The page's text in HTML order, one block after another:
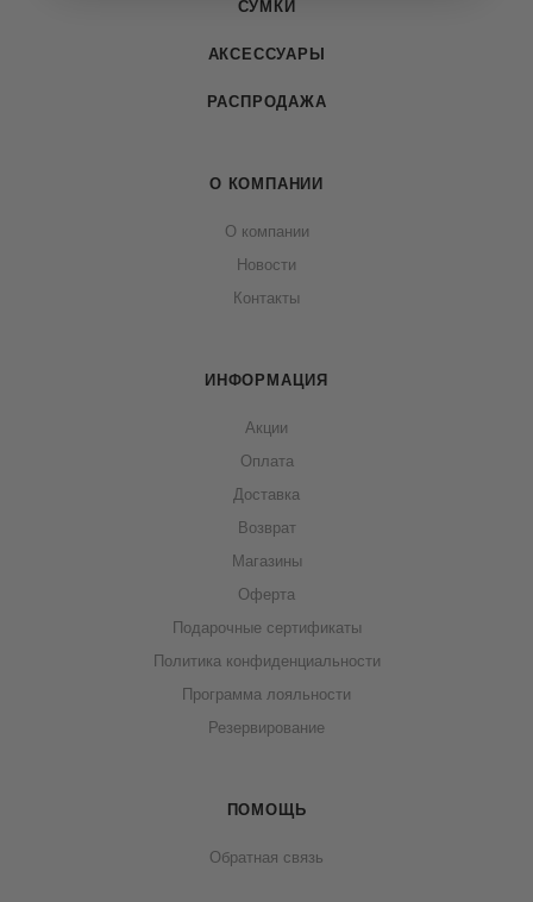
СУМКИ
АКСЕССУАРЫ
РАСПРОДАЖА
О КОМПАНИИ
О компании
Новости
Контакты
ИНФОРМАЦИЯ
Акции
Оплата
Доставка
Возврат
Магазины
Оферта
Подарочные сертификаты
Политика конфиденциальности
Программа лояльности
Резервирование
ПОМОЩЬ
Обратная связь